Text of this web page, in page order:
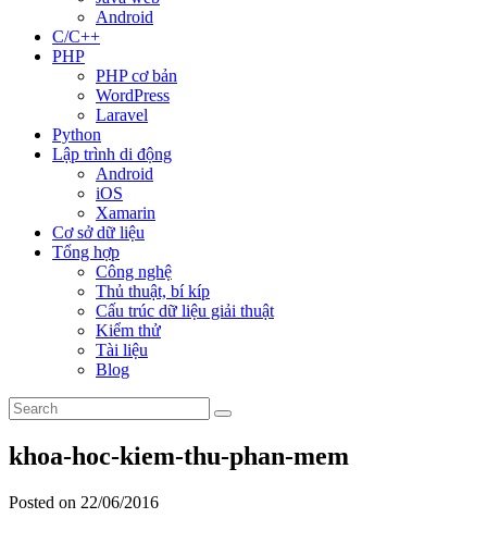
Android
C/C++
PHP
PHP cơ bản
WordPress
Laravel
Python
Lập trình di động
Android
iOS
Xamarin
Cơ sở dữ liệu
Tổng hợp
Công nghệ
Thủ thuật, bí kíp
Cấu trúc dữ liệu giải thuật
Kiểm thử
Tài liệu
Blog
khoa-hoc-kiem-thu-phan-mem
Posted on 22/06/2016